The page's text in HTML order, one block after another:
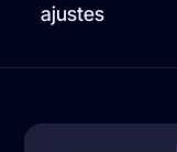
ajustes